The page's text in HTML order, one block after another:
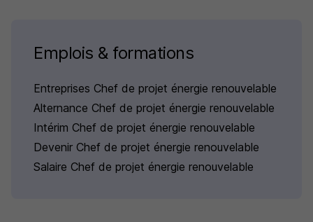
Emplois & formations
Entreprises Chef de projet énergie renouvelable
Alternance Chef de projet énergie renouvelable
Intérim Chef de projet énergie renouvelable
Devenir Chef de projet énergie renouvelable
Salaire Chef de projet énergie renouvelable